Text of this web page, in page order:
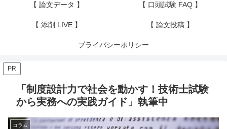
【 論文データ 】 【 口頭試験 FAQ 】
【 添削 LIVE 】 【 論文投稿 】
プライバシーポリシー
PR
「制度設計力で社会を動かす！技術士試験
から実務への実践ガイド」執筆中
コラム